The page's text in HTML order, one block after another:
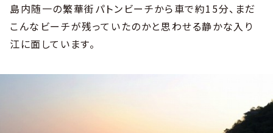
島内随一の繁華街パトンビーチから車で約15分、まだ
こんなビーチが残っていたのかと思わせる静かな入り
江に面しています。